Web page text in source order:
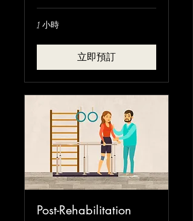
1 小時
立即預訂
Post-Rehabilitation